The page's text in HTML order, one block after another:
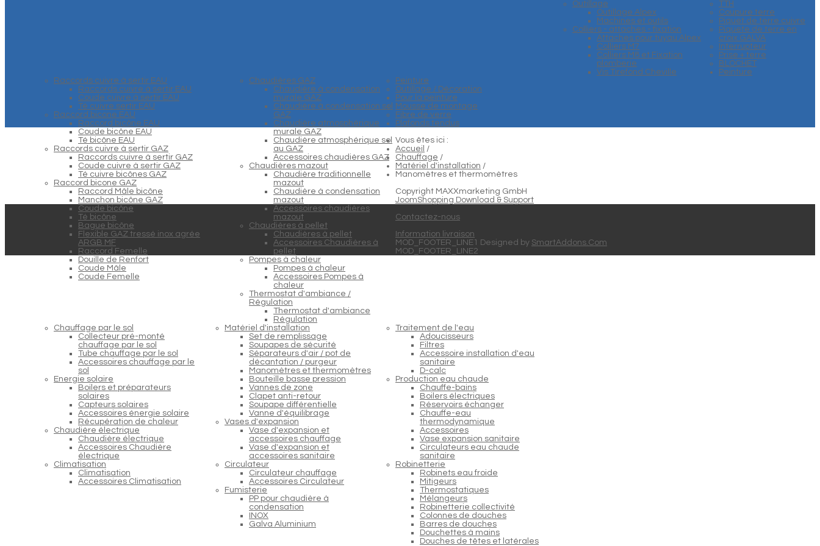
Outillage
Outillage Alpex
Machines et outils
Colliers - attaches - fixation
Attaches pour tuyau Alpex
Colliers M7
Colliers M8 et Fixation
plomberie
Vis Tirefond Cheville
Raccords cuivre à sertir EAU
Raccords cuivre à sertir EAU
Coude cuivre à sertir EAU
Té cuivre sertir EAU
Raccord bicone EAU
Raccord bicône EAU
Coude bicône EAU
Té bicône EAU
Raccords cuivre à sertir GAZ
Raccords cuivre à sertir GAZ
Coude cuivre à sertir GAZ
Té cuivre bicônes GAZ
Raccord bicone GAZ
Raccord Mâle bicône
Manchon bicône GAZ
Coude bicône
Té bicône
Bague bicône
Flexible GAZ tressé inox agrée
ARGB MF
Raccord Femelle
Douille de Renfort
Coude Mâle
Coude Femelle
Chaudières GAZ
Chaudière à condensation
murale GAZ
Chaudière à condensation sol
GAZ
Chaudière atmosphérique
murale GAZ
Chaudière atmosphérique sol
au GAZ
Accessoires chaudières GAZ
Chaudières mazout
Chaudière traditionnelle
mazout
Chaudière à condensation
mazout
Accessoires chaudières
mazout
Chaudières à pellet
Chaudières à pellet
Accessoires Chaudières à
pellet
Pompes à chaleur
Pompes à chaleur
Accessoires Pompes à
chaleur
Thermostat d'ambiance /
Régulation
Thermostat d'ambiance
Régulation
Chauffage par le sol
Collecteur pré-monté
chauffage par le sol
Tube chauffage par le sol
Accessoires chauffage par le
sol
Energie solaire
Boilers et préparateurs
solaires
Capteurs solaires
Accessoires énergie solaire
Récupération de chaleur
Chaudière électrique
Chaudière électrique
Accessoires Chaudière
électrique
Climatisation
Climatisation
Accessoires Climatisation
Matériel d'installation
Set de remplissage
Soupapes de sécurité
Séparateurs d'air / pot de
décantation / purgeur
Manomètres et thermomètres
Bouteille basse pression
Vannes de zone
Clapet anti-retour
Soupape différentielle
Vanne d'équilibrage
Vases d'expansion
Vase d'expansion et
accessoires chauffage
Vase d'expansion et
accessoires sanitaire
Circulateur
Circulateur chauffage
Accessoires Circulateur
Fumisterie
PP pour chaudière à
condensation
INOX
Galva Aluminium
Traitement de l'eau
Adoucisseurs
Filtres
Accessoire installation d'eau
sanitaire
D-calc
Production eau chaude
Chauffe-bains
Boilers électriques
Réservoirs échanger
Chauffe-eau
thermodynamique
Accessoires
Vase expansion sanitaire
Circulateurs eau chaude
sanitaire
Robinetterie
Robinets eau froide
Mitigeurs
Thermostatiques
Mélangeurs
Robinetterie collectivité
Colonnes de douches
Barres de douches
Douchettes à mains
Douches de têtes et latérales
TTH
Coupure terre
Piquet de terre cuivre
Piquete de terre en
croix GALVA
Interrupteur
Prise + terre
BLOCHET
Peinture
Peinture
Outillage / Décoration
Pour la peinture
Mousse de montage
Fibre de verre
Plafonds tendus
Vous êtes ici :
Accueil /
Chauffage /
Matériel d'installation /
Manomètres et thermomètres
Copyright MAXXmarketing GmbH
JoomShopping Download & Support
Contactez-nous
Information livraison
MOD_FOOTER_LINE1 Designed by SmartAddons.Com
MOD_FOOTER_LINE2